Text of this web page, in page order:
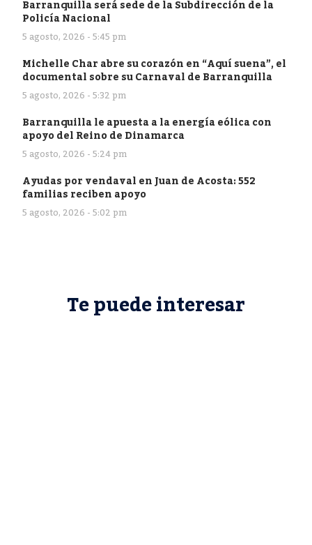
Barranquilla será sede de la Subdirección de la
Policía Nacional
5 agosto, 2026 - 5:45 pm
Michelle Char abre su corazón en “Aquí suena”, el
documental sobre su Carnaval de Barranquilla
5 agosto, 2026 - 5:32 pm
Barranquilla le apuesta a la energía eólica con
apoyo del Reino de Dinamarca
5 agosto, 2026 - 5:24 pm
Ayudas por vendaval en Juan de Acosta: 552
familias reciben apoyo
5 agosto, 2026 - 5:02 pm
Te puede interesar